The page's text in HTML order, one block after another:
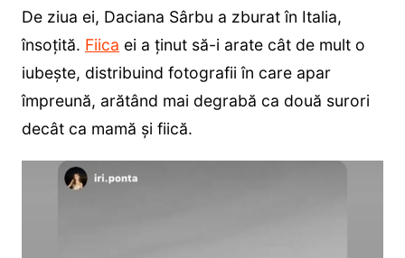
De ziua ei, Daciana Sârbu a zburat în Italia,
însoțită. Fiica ei a ținut să-i arate cât de mult o
iubește, distribuind fotografii în care apar
împreună, arătând mai degrabă ca două surori
decât ca mamă și fiică.